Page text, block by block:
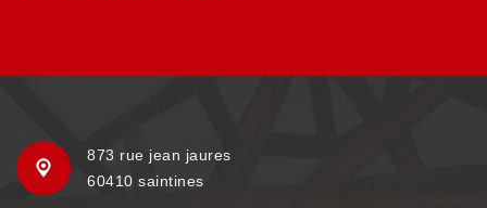
873 rue jean jaures
60410 saintines